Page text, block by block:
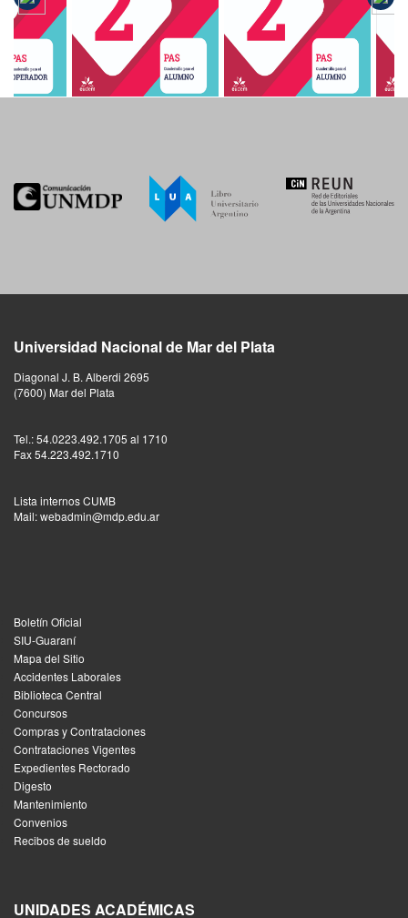
Cuadernillo
N°2
Cuadernillo
N°2
Universidad Nacional de Mar del Plata
Diagonal J. B. Alberdi 2695
(7600) Mar del Plata
Tel.: 54.0223.492.1705 al 1710
Fax 54.223.492.1710
Lista internos CUMB
Mail: webadmin@mdp.edu.ar
Boletín Oficial
SIU-Guaraní
Mapa del Sitio
Accidentes Laborales
Biblioteca Central
Concursos
Compras y Contrataciones
Contrataciones Vigentes
Expedientes Rectorado
Digesto
Mantenimiento
Convenios
Recibos de sueldo
UNIDADES ACADÉMICAS